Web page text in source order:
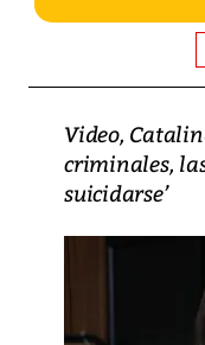
Video,
criminales,
suicidarse’